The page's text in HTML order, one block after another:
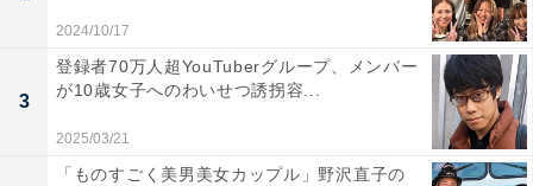
2024/10/17
3
登録者70万人超YouTuberグループ、メンバー
が10歳女子へのわいせつ誘拐容...
2025/03/21
「ものすごく美男美女カップル」野沢直子の